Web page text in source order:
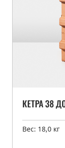
КЕТРА 38
Вес: 18,0 кг